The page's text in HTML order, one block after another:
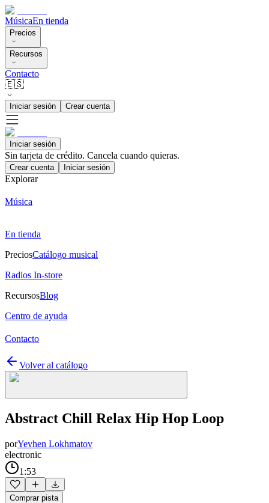
MúsicaEn tienda
Precios
Recursos
Contacto
🇪🇸
Iniciar sesión Crear cuenta
Iniciar sesión
Sin tarjeta de crédito. Cancela cuando quieras.
Crear cuenta Iniciar sesión
Explorar
Música
En tienda
PreciosCatálogo musical
Radios In-store
RecursosBlog
Centro de ayuda
Contacto
Volver al catálogo
Abstract Chill Relax Hip Hop Loop
porYevhen Lokhmatov
electronic
1:53
Comprar pista